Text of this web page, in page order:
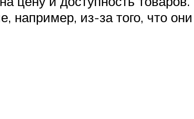
например, из-за того, что